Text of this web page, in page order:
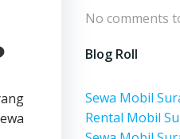
No comments
Blog Roll
Sewa Mobil
Rental Mobil